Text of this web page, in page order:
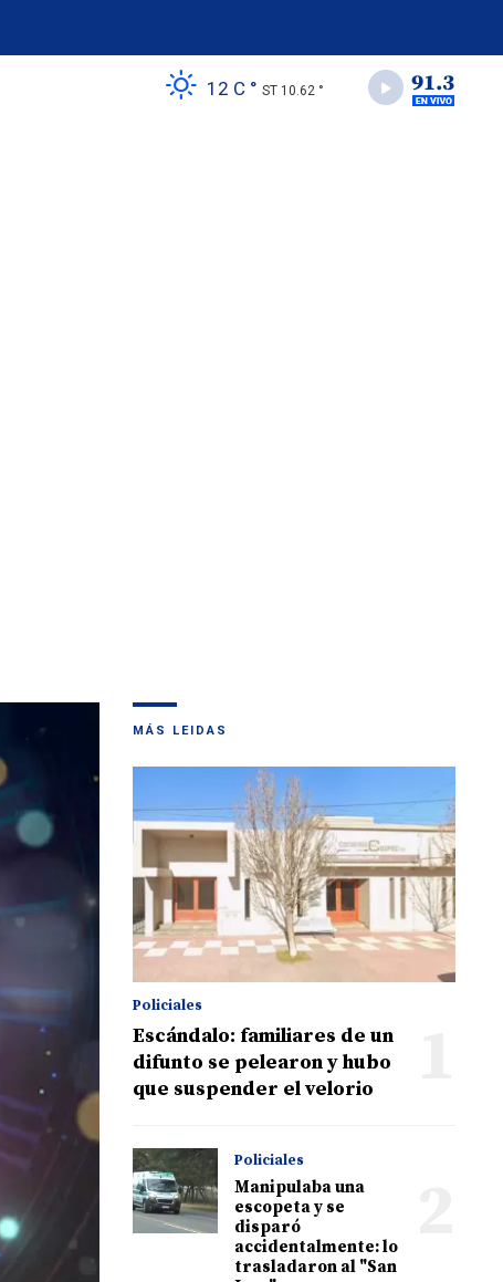
12 C ° ST 10.62 °
MÁS LEIDAS
Policiales
Escándalo: familiares de un
difunto se pelearon y hubo
que suspender el velorio
Policiales
Manipulaba una
escopeta y se
disparó
accidentalmente: lo
trasladaron al "San